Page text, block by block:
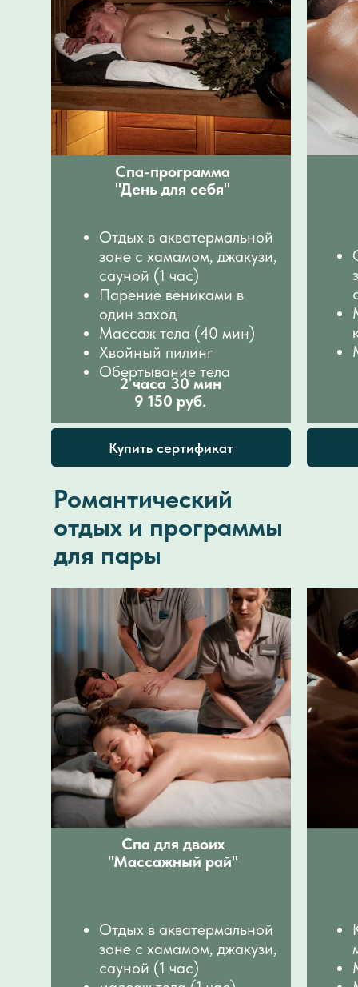
Спа-программа
"День для себя"
2 часа 30 мин
9 150 руб.
Отдых в акватермальной
зоне с хамамом, джакузи,
сауной (1 час)
Парение вениками в
один заход
Массаж тела (40 мин)
Хвойный пилинг
Обертывание тела
Купить сертификат
Романтический
отдых и программы
для пары
Спа для двоих
"Массажный рай"
Отдых в акватермальной
зоне с хамамом, джакузи,
сауной (1 час)